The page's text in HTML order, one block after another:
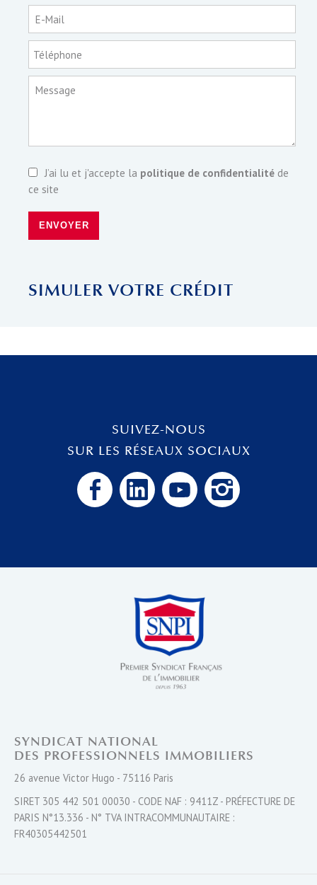
E-Mail
Téléphone
Message
J’ai lu et j'accepte la politique de confidentialité de
ce site
ENVOYER
SIMULER VOTRE CRÉDIT
SYNDICAT NATIONAL
DES PROFESSIONNELS IMMOBILIERS
26 avenue Victor Hugo - 75116 Paris
SIRET 305 442 501 00030 - CODE NAF : 9411Z - PRÉFECTURE DE
PARIS N°13.336 - N° TVA INTRACOMMUNAUTAIRE :
FR40305442501
SUIVEZ-NOUS
SUR LES RÉSEAUX SOCIAUX